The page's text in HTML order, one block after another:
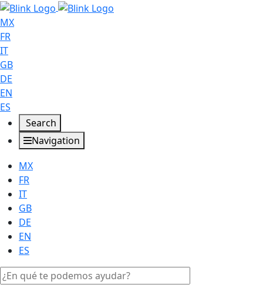
MX
FR
IT
GB
DE
EN
ES
Search
Navigation
MX
FR
IT
GB
DE
EN
ES